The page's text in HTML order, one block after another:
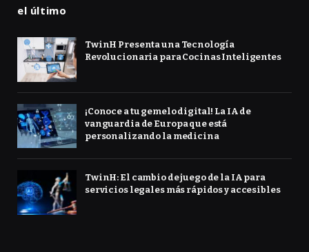
el último
TwinH Presenta una Tecnología
Revolucionaria para Cocinas Inteligentes
¡Conoce a tu gemelo digital! La IA de
vanguardia de Europa que está
personalizando la medicina
TwinH: El cambio de juego de la IA para
servicios legales más rápidos y accesibles